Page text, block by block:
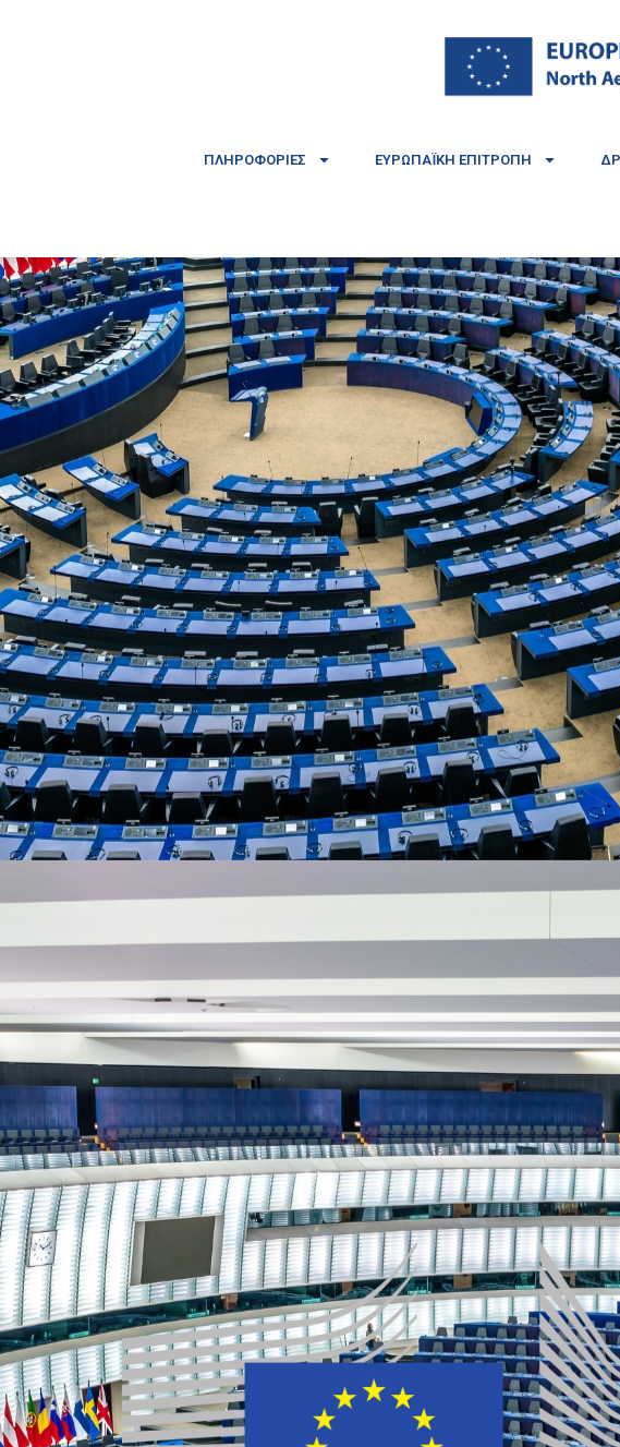
ΠΛΗΡΟΦΟΡΊΕΣ ΕΥΡΩΠΑΪΚΉ ΕΠΙΤΡΟΠΉ